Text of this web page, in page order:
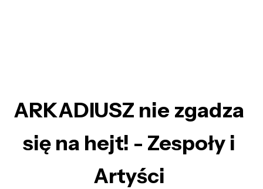
ARKADIUSZ nie zgadza
się na hejt! - Zespoły i
Artyści